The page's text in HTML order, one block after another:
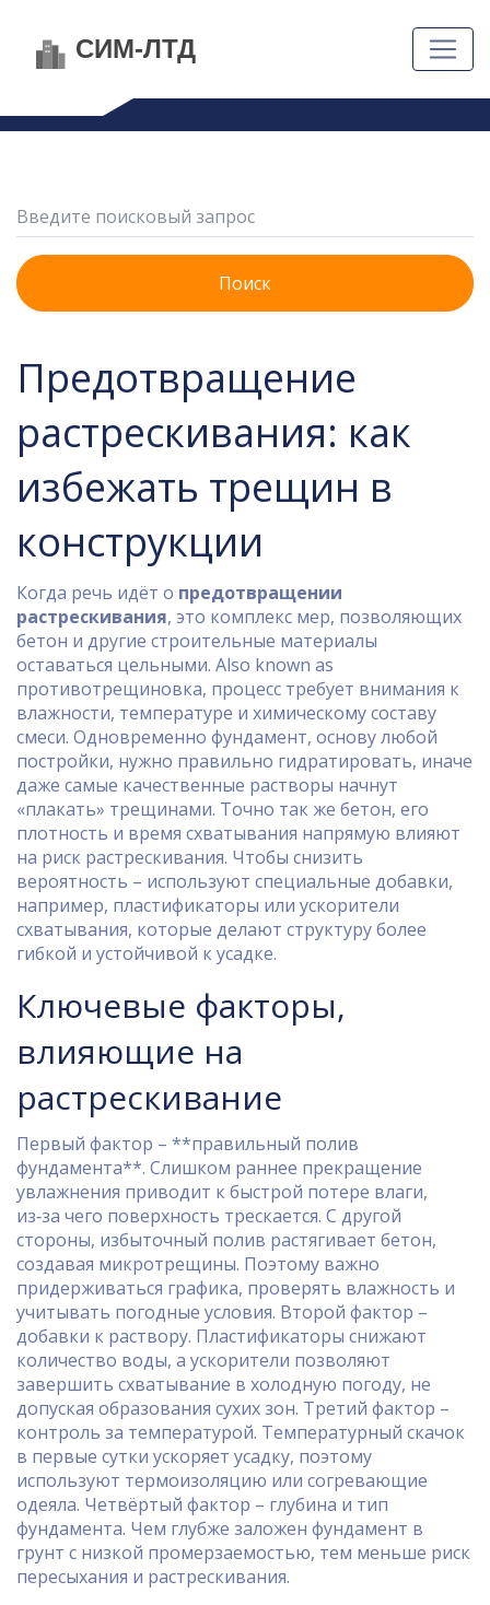
Поиск
Предотвращение
растрескивания: как
избежать трещин в
конструкции
Когда речь идёт о предотвращении
растрескивания, это комплекс мер, позволяющих
бетон и другие строительные материалы
оставаться цельными. Also known as
противотрещиновка, процесс требует внимания к
влажности, температуре и химическому составу
смеси. Одновременно фундамент, основу любой
постройки, нужно правильно гидратировать, иначе
даже самые качественные растворы начнут
«плакать» трещинами. Точно так же бетон, его
плотность и время схватывания напрямую влияют
на риск растрескивания. Чтобы снизить
вероятность – используют специальные добавки,
например, пластификаторы или ускорители
схватывания, которые делают структуру более
гибкой и устойчивой к усадке.
Ключевые факторы,
влияющие на
растрескивание
Первый фактор – **правильный полив
фундамента**. Слишком раннее прекращение
увлажнения приводит к быстрой потере влаги,
из‑за чего поверхность трескается. С другой
стороны, избыточный полив растягивает бетон,
создавая микротрещины. Поэтому важно
придерживаться графика, проверять влажность и
учитывать погодные условия. Второй фактор –
добавки к раствору. Пластификаторы снижают
количество воды, а ускорители позволяют
завершить схватывание в холодную погоду, не
допуская образования сухих зон. Третий фактор –
контроль за температурой. Температурный скачок
в первые сутки ускоряет усадку, поэтому
используют термоизоляцию или согревающие
одеяла. Четвёртый фактор – глубина и тип
фундамента. Чем глубже заложен фундамент в
грунт с низкой промерзаемостью, тем меньше риск
пересыхания и растрескивания.